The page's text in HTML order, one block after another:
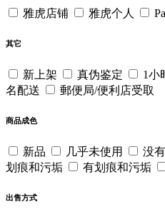
雅虎店铺 雅虎个人
其它
新上架 真伪鉴定 1小
名配送
郵便局/便利店受取
商品成色
新品 几乎未使用 没
划痕和污垢
有划痕和污垢
出售方式